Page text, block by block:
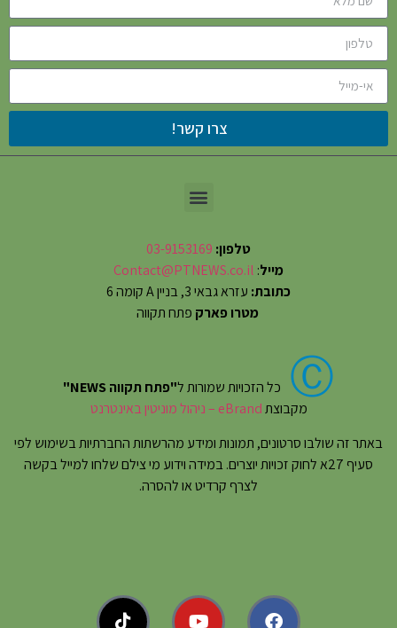
צרו קשר!
טלפון: 03-9153169
מייל:
Contact@PTNEWS.co.il
כתובת: עזרא גבאי 3, בניין A קומה 6
מטרו פארק פתח תקווה
Ⓒ כל הזכויות שמורות ל"פתח תקווה NEWS"
מקבוצתeBrand – ניהול מוניטין באינטרנט
באתר זה שולבו סרטונים, תמונות ומידע מהרשתות החברתיות בשימוש לפי
סעיף 27א לחוק זכויות יוצרים. במידה וידוע מי צילם שלחו למייל בקשה
לצרף קרדיט או להסרה.